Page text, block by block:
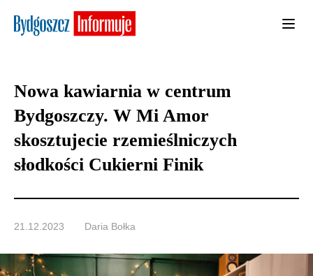
Nowa kawiarnia w centrum
Bydgoszczy. W Mi Amor
skosztujecie rzemieślniczych
słodkości Cukierni Finik
21.12.2023 Daria Bołka